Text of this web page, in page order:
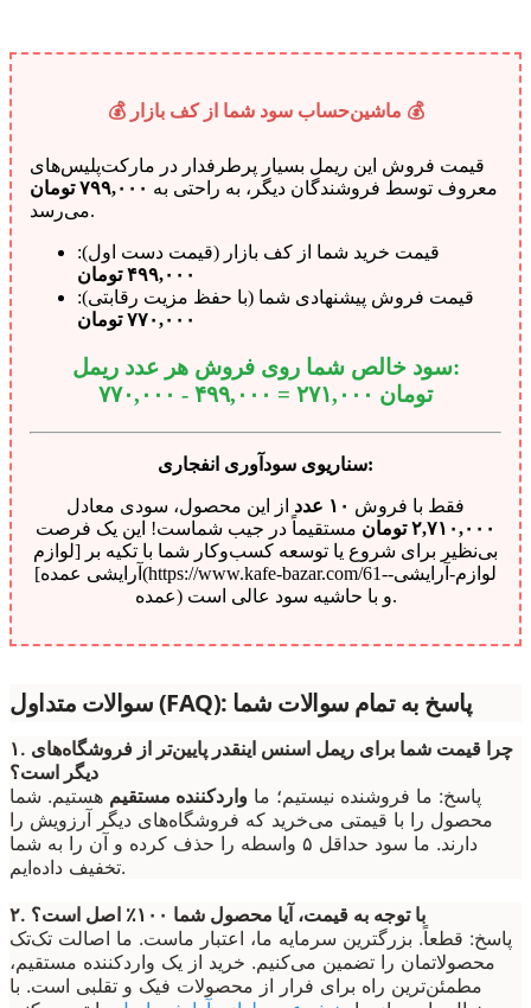
💰 ماشین‌حساب سود شما از کف بازار 💰
قیمت فروش این ریمل بسیار پرطرفدار در مارکت‌پلیس‌های
معروف توسط فروشندگان دیگر، به راحتی به ۷۹۹,۰۰۰ تومان
می‌رسد.
قیمت خرید شما از کف بازار (قیمت دست اول):
۴۹۹,۰۰۰ تومان
قیمت فروش پیشنهادی شما (با حفظ مزیت رقابتی):
۷۷۰,۰۰۰ تومان
سود خالص شما روی فروش هر عدد ریمل:
۷۷۰,۰۰۰ - ۴۹۹,۰۰۰ =
۲۷۱,۰۰۰ تومان
سناریوی سودآوری انفجاری:
فقط با فروش ۱۰ عدد
از این محصول، سودی معادل
۲,۷۱۰,۰۰۰ تومان
مستقیماً در جیب شماست! این یک فرصت
بی‌نظیر برای شروع یا توسعه کسب‌وکار شما با تکیه بر [لوازم
آرایشی عمده](https://www.kafe-bazar.com/61-لوازم-آرایشی-
عمده) و با حاشیه سود عالی است.
سوالات متداول (FAQ): پاسخ به تمام سوالات شما
۱. چرا قیمت شما برای ریمل اسنس اینقدر پایین‌تر از فروشگاه‌های
دیگر است؟
پاسخ: ما فروشنده نیستیم؛ ما واردکننده مستقیم هستیم. شما
محصول را با قیمتی می‌خرید که فروشگاه‌های دیگر آرزویش را
دارند. ما سود حداقل ۵ واسطه را حذف کرده و آن را به شما
تخفیف داده‌ایم.
۲. با توجه به قیمت، آیا محصول شما ۱۰۰٪ اصل است؟
پاسخ: قطعاً. بزرگترین سرمایه ما، اعتبار ماست. ما اصالت تک‌تک
محصولاتمان را تضمین می‌کنیم. خرید از یک واردکننده مستقیم،
مطمئن‌ترین راه برای فرار از محصولات فیک و تقلبی است. با